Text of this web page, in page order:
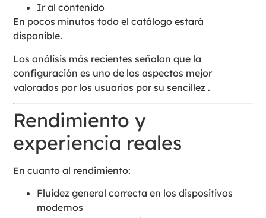
Ir al contenido
En pocos minutos todo el catálogo estará
disponible.
Los análisis más recientes señalan que la
configuración es uno de los aspectos mejor
valorados por los usuarios por su sencillez .
Rendimiento y
experiencia reales
En cuanto al rendimiento:
Fluidez general correcta en los dispositivos
modernos